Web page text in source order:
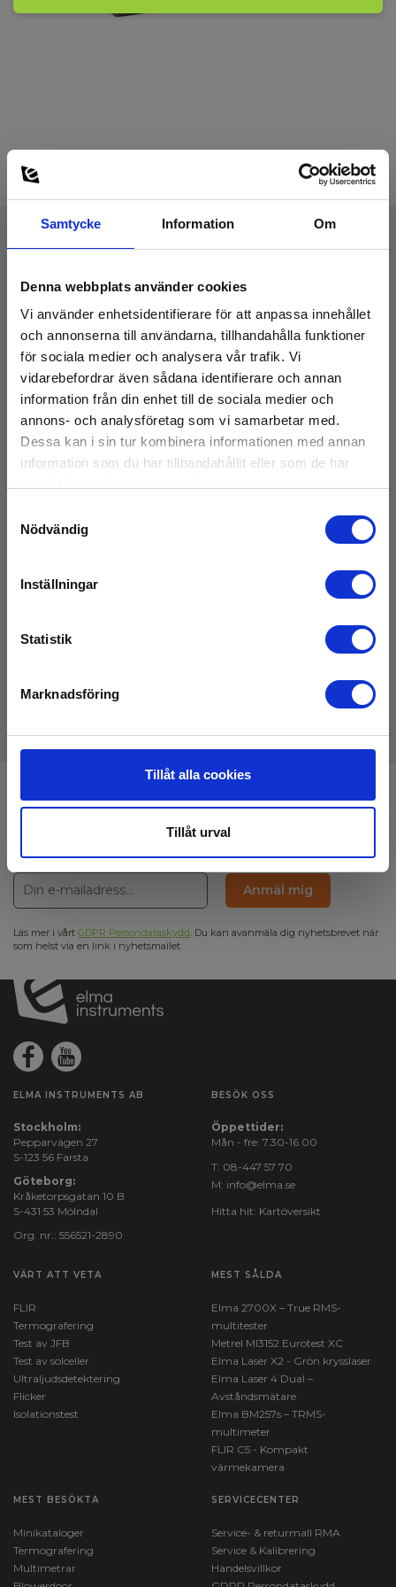
Samtycke Information Om
Denna webbplats använder cookies
Vi använder enhetsidentifierare för att anpassa innehållet
och annonserna till användarna, tillhandahålla funktioner
för sociala medier och analysera vår trafik. Vi
vidarebefordrar även sådana identifierare och annan
information från din enhet till de sociala medier och
annons- och analysföretag som vi samarbetar med.
Dessa kan i sin tur kombinera informationen med annan
information som du har tillhandahållit eller som de har
Nödvändig
Inställningar
Statistik
Marknadsföring
Tillåt alla cookies
Tillåt urval
Mått
IR-Fönster
IP-klass:
67
Kapslingsklass:
Anmäl dig för att få E-News!
Håll dig uppdaterad, och få våra erbjudanden i din
inkorg
Anmäl mig
Läs mer i vårt GDPR Persondataskydd. Du kan avanmäla dig nyhetsbrevet när
som helst via en link i nyhetsmailet.
ELMA INSTRUMENTS AB
Stockholm:
Pepparvägen 27
S-123 56 Farsta
Göteborg:
Kråketorpsgatan 10 B
S-431 53 Mölndal
Org. nr.: 556521-2890
BESÖK OSS
Öppettider:
Mån - fre: 7.30-16.00
T: 08-447 57 70
M: info@elma.se
Hitta hit: Kartöversikt
VÄRT ATT VETA
FLIR
Termografering
Test av JFB
Test av solceller
Ultraljudsdetektering
Flicker
Isolationstest
MEST SÅLDA
Elma 2700X – True RMS-
multitester
Metrel MI3152 Eurotest XC
Elma Laser X2 - Grön krysslaser
Elma Laser 4 Dual –
Avståndsmätare
Elma BM257s – TRMS-
multimeter
FLIR C5 - Kompakt
värmekamera
MEST BESÖKTA
Minikataloger
Termografering
Multimetrar
SERVICECENTER
Service- & returmall RMA
Service & Kalibrering
Handelsvillkor